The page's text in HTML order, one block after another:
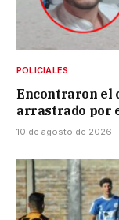
POLICIALES
Encontraron el
arrastrado por
10 de agosto de 2026